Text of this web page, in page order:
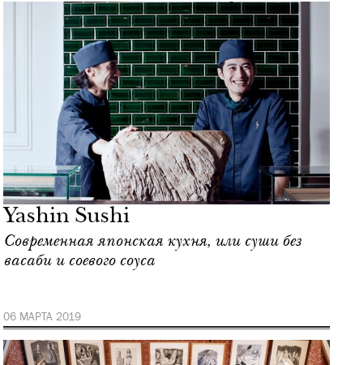
Yashin Sushi
Современная японская кухня, или суши без
васаби и соевого соуса
06 МАРТА 2019